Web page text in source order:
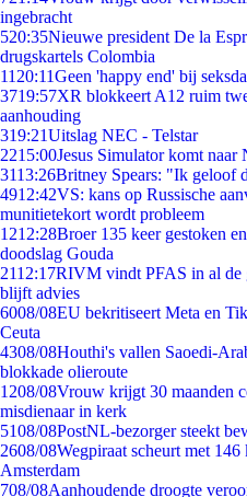
ingebracht
520:35Nieuwe president De la
drugskartels Colombia
11 20:11Geen 'happy end' bij
3719:57XR blokkeert A12 ruim
aanhouding
319:21Uitslag NEC - Telstar
2215:00Jesus Simulator komt naar
3113:26Britney Spears: "Ik geloof
4912:42VS: kans op Russische
munitietekort wordt probleem
1212:28Broer 135 keer gestoken
doodslag Gouda
2112:17RIVM vindt PFAS in al de
blijft advies
6008/08EU bekritiseert Meta en
Ceuta
4308/08Houthi's vallen Saoedi-
blokkade olieroute
1208/08Vrouw krijgt 30 maanden
misdienaar in kerk
5108/08PostNL-bezorger steekt
2608/08Wegpiraat scheurt met
Amsterdam
708/08Aanhoudende droogte